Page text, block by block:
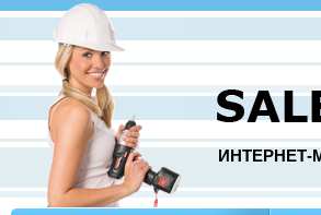
ИНТЕРНЕТ-